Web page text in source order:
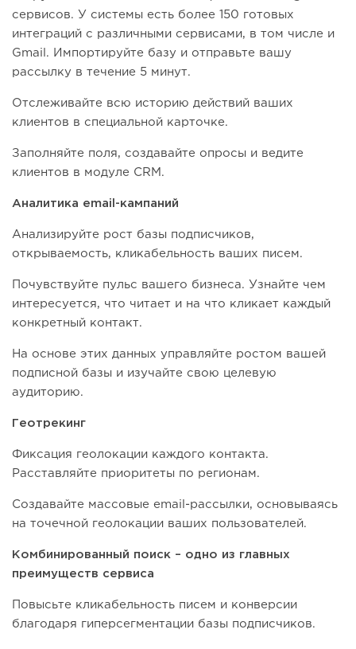
сервисов. У системы есть более 150 готовых
интеграций с различными сервисами, в том числе и
Gmail. Импортируйте базу и отправьте вашу
рассылку в течение 5 минут.
Отслеживайте всю историю действий ваших
клиентов в специальной карточке.
Заполняйте поля, создавайте опросы и ведите
клиентов в модуле CRM.
Аналитика email-кампаний
Анализируйте рост базы подписчиков,
открываемость, кликабельность ваших писем.
Почувствуйте пульс вашего бизнеса. Узнайте чем
интересуется, что читает и на что кликает каждый
конкретный контакт.
На основе этих данных управляйте ростом вашей
подписной базы и изучайте свою целевую
аудиторию.
Геотрекинг
Фиксация геолокации каждого контакта.
Расставляйте приоритеты по регионам.
Создавайте массовые email-рассылки, основываясь
на точечной геолокации ваших пользователей.
Комбинированный поиск – одно из главных
преимуществ сервиса
Повысьте кликабельность писем и конверсии
благодаря гиперсегментации базы подписчиков.